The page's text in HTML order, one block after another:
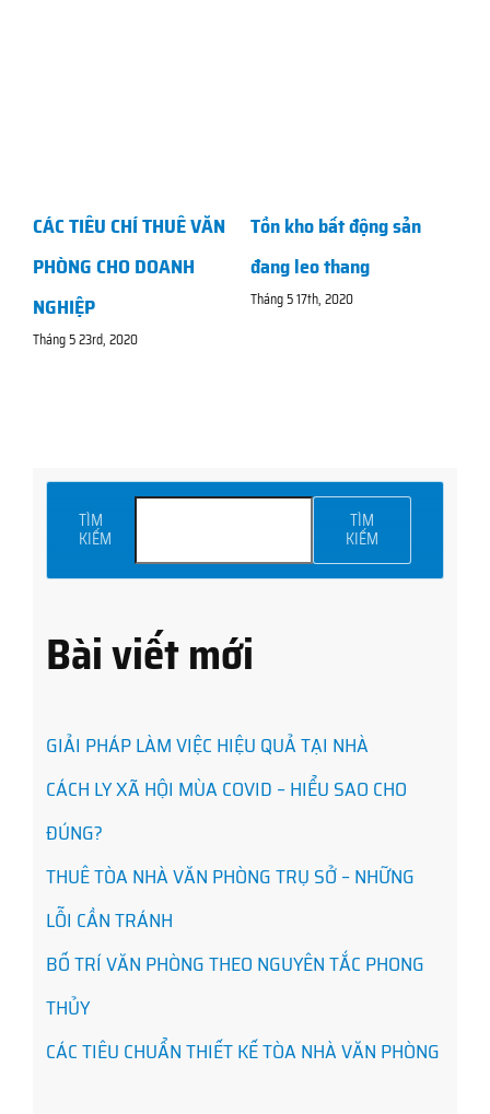
CÁC TIÊU CHÍ THUÊ VĂN
PHÒNG CHO DOANH
NGHIỆP
Tháng 5 23rd, 2020
Tồn kho bất động sản
đang leo thang
Tháng 5 17th, 2020
TÌM
KIẾM
TÌM
KIẾM
Bài viết mới
GIẢI PHÁP LÀM VIỆC HIỆU QUẢ TẠI NHÀ
CÁCH LY XÃ HỘI MÙA COVID – HIỂU SAO CHO
ĐÚNG?
THUÊ TÒA NHÀ VĂN PHÒNG TRỤ SỞ – NHỮNG
LỖI CẦN TRÁNH
BỐ TRÍ VĂN PHÒNG THEO NGUYÊN TẮC PHONG
THỦY
CÁC TIÊU CHUẨN THIẾT KẾ TÒA NHÀ VĂN PHÒNG